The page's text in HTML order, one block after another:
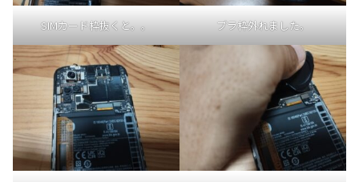
SIMカード枠抜くと。。 プラ枠外れました。